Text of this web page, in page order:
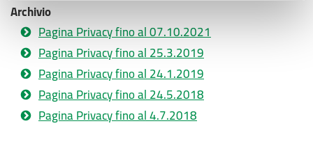
Archivio
Pagina Privacy fino al 07.10.2021
Pagina Privacy fino al 25.3.2019
Pagina Privacy fino al 24.1.2019
Pagina Privacy fino al 24.5.2018
Pagina Privacy fino al 4.7.2018